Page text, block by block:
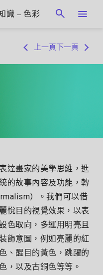
識 –色彩
上一頁下一頁
達畫家的美學思維，進
的故事內容及功能，轉
）。我們可以借
悅目的視覺效果，以表
色取向，多運用明亮且
飾意圖，例如亮麗的紅
、醒目的黃色，跳躍的
，以及古銅色等等。